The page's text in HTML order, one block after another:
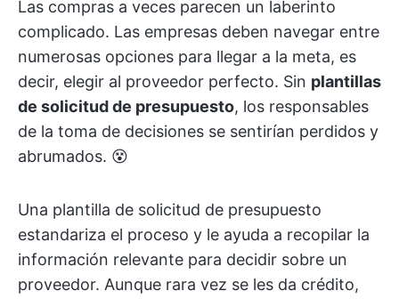
Las compras a veces parecen un laberinto
complicado. Las empresas deben navegar entre
numerosas opciones para llegar a la meta, es
decir, elegir al proveedor perfecto. Sin plantillas
de solicitud de presupuesto, los responsables
de la toma de decisiones se sentirían perdidos y
abrumados. 😵
Una plantilla de solicitud de presupuesto
estandariza el proceso y le ayuda a recopilar la
información relevante para decidir sobre un
proveedor. Aunque rara vez se les da crédito,